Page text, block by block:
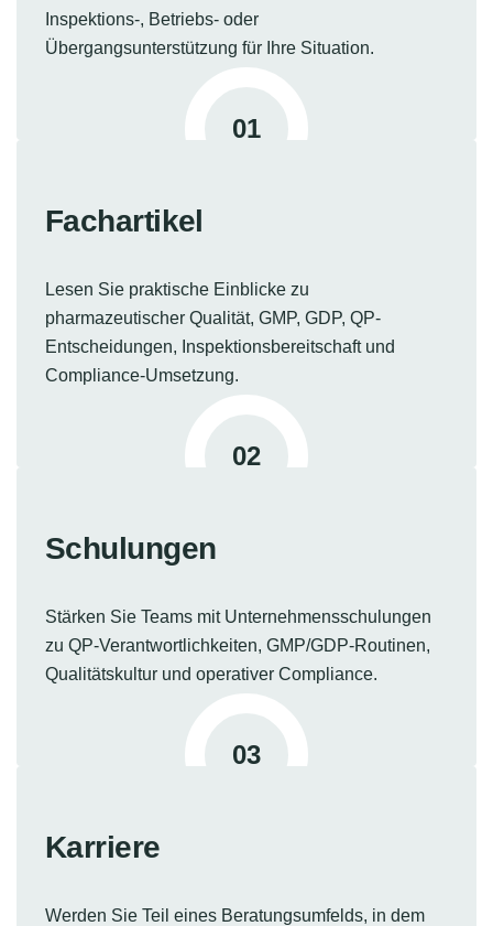
Inspektions-, Betriebs- oder
Übergangsunterstützung für Ihre Situation.
01
Fachartikel
Lesen Sie praktische Einblicke zu
pharmazeutischer Qualität, GMP, GDP, QP-
Entscheidungen, Inspektionsbereitschaft und
Compliance-Umsetzung.
02
Schulungen
Stärken Sie Teams mit Unternehmensschulungen
zu QP-Verantwortlichkeiten, GMP/GDP-Routinen,
Qualitätskultur und operativer Compliance.
03
Karriere
Werden Sie Teil eines Beratungsumfelds, in dem